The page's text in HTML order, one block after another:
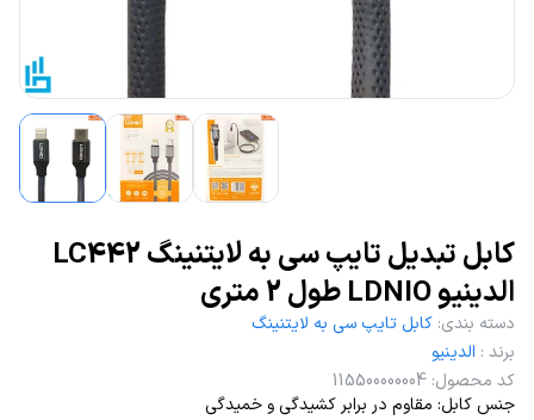
کابل تبدیل تایپ سی به لایتنینگ LC442
الدینیو LDNIO طول 2 متری
دسته بندی: کابل تایپ سی به لایتنینگ
برند : الدینیو
کد محصول:
115500000004
جنس کابل: مقاوم در برابر کشیدگی و خمیدگی